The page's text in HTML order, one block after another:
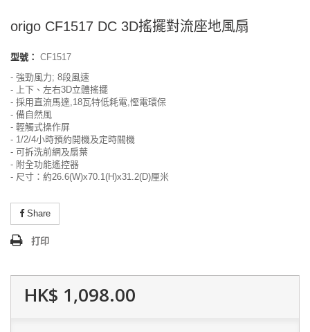
origo CF1517 DC 3D搖擺對流座地風扇
型號： CF1517
- 強勁風力; 8段風速
- 上下、左右3D立體搖擺
- 採用直流馬達,18瓦特低耗電,慳電環保
- 備自然風
- 輕觸式操作屏
- 1/2/4小時預約開機及定時關機
- 可拆洗前網及扇葉
- 附全功能遙控器
- 尺寸：約26.6(W)x70.1(H)x31.2(D)厘米
Share
打印
HK$ 1,098.00